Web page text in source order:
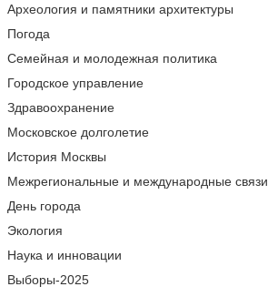
Археология и памятники архитектуры
Погода
Семейная и молодежная политика
Городское управление
Здравоохранение
Московское долголетие
История Москвы
Межрегиональные и международные связи
День города
Экология
Наука и инновации
Выборы-2025